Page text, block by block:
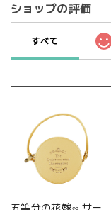
ショップの評価
すべて